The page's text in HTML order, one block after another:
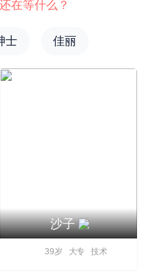
在等什么？
士 佳丽
沙子
39岁 大专 技术